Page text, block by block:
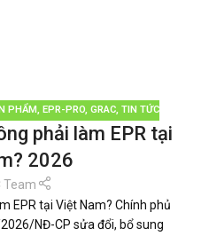
PHẨM, EPR-PRO, GRAC, TIN TỨC
phải làm EPR tại
2026
Team
EPR tại Việt Nam? Chính phủ
NĐ-CP sửa đổi, bổ sung